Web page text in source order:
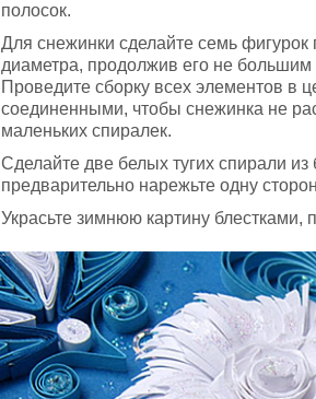
полосок.
Для снежинки сделайте семь
диаметра, продолжив его не большим
Проведите сборку всех элементов в
соединенными, чтобы снежинка не
маленьких спиралек.
Сделайте две белых тугих спирали
предварительно нарежьте одну
Украсьте зимнюю картину блестками,